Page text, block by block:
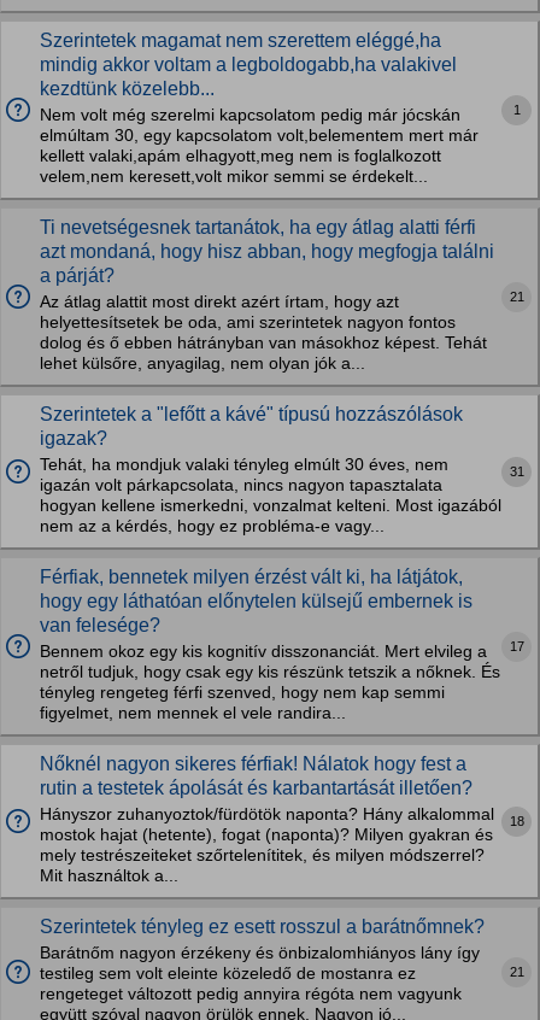
Szerintetek magamat nem szerettem eléggé,ha
mindig akkor voltam a legboldogabb,ha valakivel
kezdtünk közelebb...
Nem volt még szerelmi kapcsolatom pedig már jócskán
elmúltam 30, egy kapcsolatom volt,belementem mert már
kellett valaki,apám elhagyott,meg nem is foglalkozott
velem,nem keresett,volt mikor semmi se érdekelt...
1
Ti nevetségesnek tartanátok, ha egy átlag alatti férfi
azt mondaná, hogy hisz abban, hogy megfogja találni
a párját?
Az átlag alattit most direkt azért írtam, hogy azt
helyettesítsetek be oda, ami szerintetek nagyon fontos
dolog és ő ebben hátrányban van másokhoz képest. Tehát
lehet külsőre, anyagilag, nem olyan jók a...
21
Szerintetek a "lefőtt a kávé" típusú hozzászólások
igazak?
Tehát, ha mondjuk valaki tényleg elmúlt 30 éves, nem
igazán volt párkapcsolata, nincs nagyon tapasztalata
hogyan kellene ismerkedni, vonzalmat kelteni. Most igazából
nem az a kérdés, hogy ez probléma-e vagy...
31
Férfiak, bennetek milyen érzést vált ki, ha látjátok,
hogy egy láthatóan előnytelen külsejű embernek is
van felesége?
Bennem okoz egy kis kognitív disszonanciát. Mert elvileg a
netről tudjuk, hogy csak egy kis részünk tetszik a nőknek. És
tényleg rengeteg férfi szenved, hogy nem kap semmi
figyelmet, nem mennek el vele randira...
17
Nőknél nagyon sikeres férfiak! Nálatok hogy fest a
rutin a testetek ápolását és karbantartását illetően?
Hányszor zuhanyoztok/fürdötök naponta? Hány alkalommal
mostok hajat (hetente), fogat (naponta)? Milyen gyakran és
mely testrészeiteket szőrtelenítitek, és milyen módszerrel?
Mit használtok a...
18
Szerintetek tényleg ez esett rosszul a barátnőmnek?
Barátnőm nagyon érzékeny és önbizalomhiányos lány így
testileg sem volt eleinte közeledő de mostanra ez
rengeteget változott pedig annyira régóta nem vagyunk
együtt szóval nagyon örülök ennek. Nagyon jó...
21